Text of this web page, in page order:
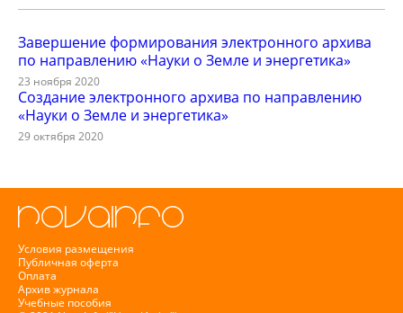
Завершение формирования электронного архива
по направлению «Науки о Земле и энергетика»
23 ноября 2020
Создание электронного архива по направлению
«Науки о Земле и энергетика»
29 октября 2020
Условия размещения
Публичная оферта
Оплата
Архив журнала
Учебные пособия